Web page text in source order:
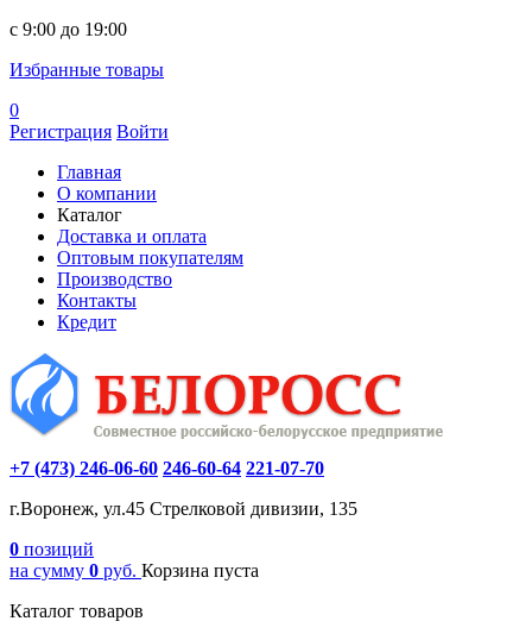
c 9:00 до 19:00
Избранные товары
0
Регистрация Войти
Главная
О компании
Каталог
Доставка и оплата
Оптовым покупателям
Производство
Контакты
Кредит
+7 (473) 246-06-60 246-60-64 221-07-70
г.Воронеж, ул.45 Стрелковой дивизии, 135
0 позиций
на сумму 0 руб. Корзина пуста
Каталог товаров